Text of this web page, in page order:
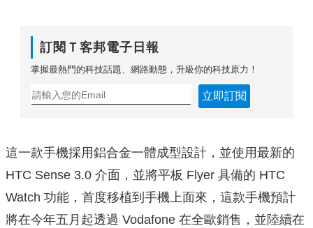
訂閱Ｔ客邦電子日報
掌握最熱門的科技話題、網路動態，升級你的科技原力！
立即訂閱
這一款手機採用鋁合金一體成型設計，並使用最新的
HTC Sense 3.0 介面，並將平板 Flyer 具備的 HTC
Watch 功能，首度移植到手機上面來，這款手機預計
將在今年五月起透過 Vodafone 在全歐銷售，並陸續在